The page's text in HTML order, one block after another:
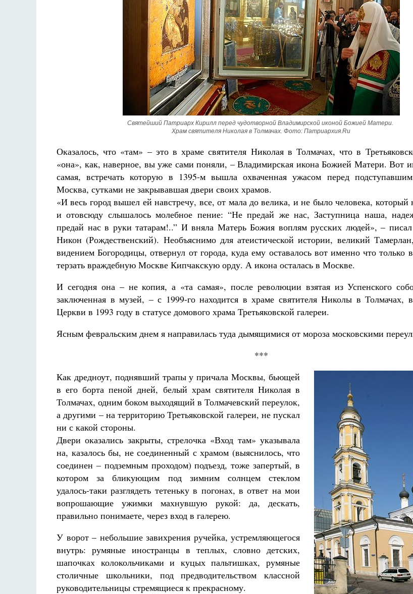
Святейший Патриарх Кирилл перед чудотворной Владимирской иконой Божией Матери.
Храм святителя Николая в Толмачах. Фото: Патриархия.Ru
Оказалось, что «там» – это в храме святителя Николая в Толмачах, что в
«она», как, наверное, вы уже сами поняли, – Владимирская икона Божией Матери. Вот
самая, встречать которую в 1395-м вышла охваченная ужасом перед
Москва, сутками не закрывавшая двери своих храмов.
«И весь город вышел ей навстречу, все, от мала до велика, и не было человека, который
и отовсюду слышалось молебное пение: “Не предай же нас, Заступница наша,
предай нас в руки татарам!..” И вняла Матерь Божия воплям русских людей», – писал
Никон (Рождественский). Необъяснимо для атеистической истории, великий
видением Богородицы, отвернул от города, куда ему оставалось вот именно что только
терзать враждебную Москве Кипчакскую орду. А икона осталась в Москве.
И сегодня она – не копия, а «та самая», после революции взятая из Успенского
заключенная в музей, – с 1999-го находится в храме святителя Николы в Толмачах,
Церкви в 1993 году в статусе домового храма Третьяковской галереи.
Ясным февральским днем я направилась туда дымящимися от мороза московскими
***
Как дредноут, поднявший трапы у причала Москвы, бьющей
в его борта пеной дней, белый храм святителя Николая в
Толмачах, одним боком выходящий в Толмачевский переулок,
а другими – на территорию Третьяковской галереи, не пускал
ни с какой стороны.
Двери оказались закрыты, стрелочка «Вход там» указывала
на, казалось бы, не соединенный с храмом (выяснилось, что
соединен – подземным проходом) подъезд, тоже запертый, в
котором за бликующим под зимним солнцем стеклом
удалось-таки разглядеть тетеньку в погонах, в ответ на мои
вопрошающие ужимки махнувшую рукой: да, дескать,
правильно понимаете, через вход в галерею.
У ворот – небольшие завихрения ручейка, устремляющегося
внутрь: румяные иностранцы в теплых, словно детских,
шапочках колокольчиками и куцых пальтишках, румяные
столичные школьники, под предводительством классной
руководительницы стремящиеся к прекрасному.
Фредерика де Грааф